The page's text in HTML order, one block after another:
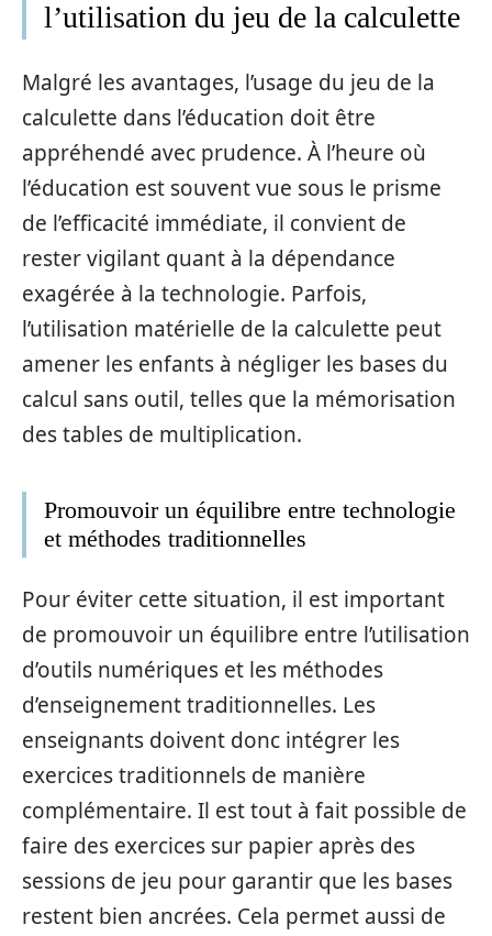
l’utilisation du jeu de la calculette
Malgré les avantages, l’usage du jeu de la
calculette dans l’éducation doit être
appréhendé avec prudence. À l’heure où
l’éducation est souvent vue sous le prisme
de l’efficacité immédiate, il convient de
rester vigilant quant à la dépendance
exagérée à la technologie. Parfois,
l’utilisation matérielle de la calculette peut
amener les enfants à négliger les bases du
calcul sans outil, telles que la mémorisation
des tables de multiplication.
Promouvoir un équilibre entre technologie
et méthodes traditionnelles
Pour éviter cette situation, il est important
de promouvoir un équilibre entre l’utilisation
d’outils numériques et les méthodes
d’enseignement traditionnelles. Les
enseignants doivent donc intégrer les
exercices traditionnels de manière
complémentaire. Il est tout à fait possible de
faire des exercices sur papier après des
sessions de jeu pour garantir que les bases
restent bien ancrées. Cela permet aussi de